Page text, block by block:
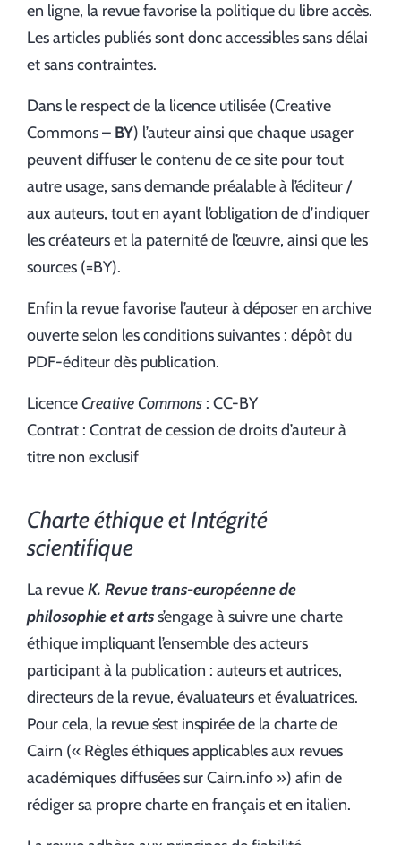
en ligne, la revue favorise la politique du libre accès.
Les articles publiés sont donc accessibles sans délai
et sans contraintes.
Dans le respect de la licence utilisée (Creative
Commons – BY) l’auteur ainsi que chaque usager
peuvent diffuser le contenu de ce site pour tout
autre usage, sans demande préalable à l’éditeur /
aux auteurs, tout en ayant l’obligation de d’indiquer
les créateurs et la paternité de l’œuvre, ainsi que les
sources (=BY).
Enfin la revue favorise l’auteur à déposer en archive
ouverte selon les conditions suivantes : dépôt du
PDF-éditeur dès publication.
LicenceCreative Commons : CC-BY
Contrat : Contrat de cession de droits d’auteur à
titre non exclusif
Charte éthique et Intégrité
scientifique
La revueK. Revue trans-européenne de
philosophie et artss’engage à suivre une charte
éthique impliquant l’ensemble des acteurs
participant à la publication : auteurs et autrices,
directeurs de la revue, évaluateurs et évaluatrices.
Pour cela, la revue s’est inspirée de la charte de
Cairn (« Règles éthiques applicables aux revues
académiques diffusées sur Cairn.info ») afin de
rédiger sa propre charte en français et en italien.